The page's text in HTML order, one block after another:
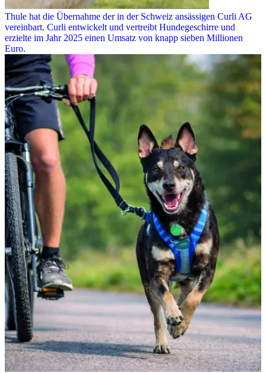
Thule hat die Übernahme der in der Schweiz ansässigen Curli AG
vereinbart. Curli entwickelt und vertreibt Hundegeschirre und
erzielte im Jahr 2025 einen Umsatz von knapp sieben Millionen
Euro.